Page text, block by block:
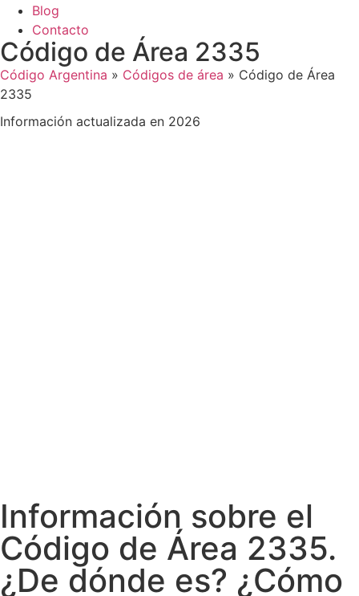
Blog
Contacto
Código de Área 2335
Código Argentina » Códigos de área » Código de Área
2335
Información actualizada en 2026
Información sobre el
Código de Área 2335.
¿De dónde es? ¿Cómo